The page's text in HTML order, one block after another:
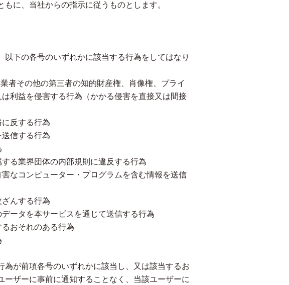
に、当社からの指示に従うものとします。
下の各号のいずれかに該当する行為をしてはなり
者その他の第三者の知的財産権、肖像権、プライ
利益を侵害する行為（かかる侵害を直接又は間接
反する行為
信する行為
る業界団体の内部規則に違反する行為
なコンピューター・プログラムを含む情報を送信
んする行為
ータを本サービスを通じて送信する行為
おそれのある行為
が前項各号のいずれかに該当し、又は該当するお
ザーに事前に通知することなく、当該ユーザーに